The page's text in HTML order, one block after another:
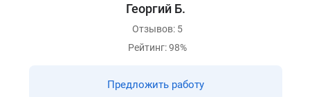
Георгий Б.
Отзывов: 5
Рейтинг: 98%
Предложить работу